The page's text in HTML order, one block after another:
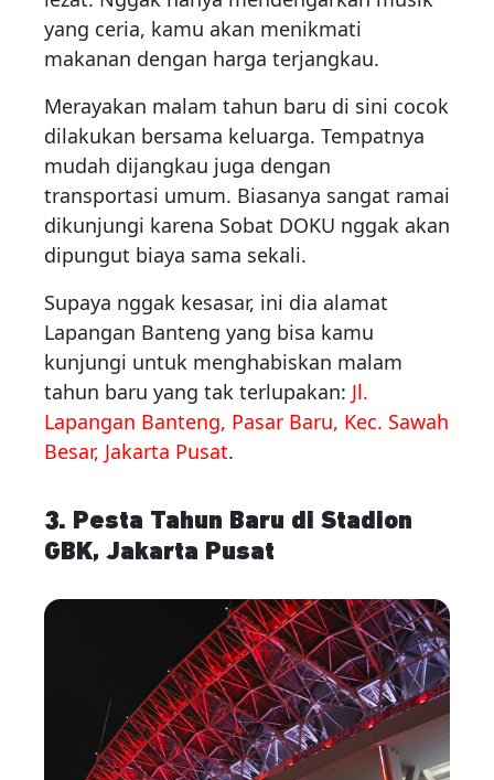
yang ceria, kamu akan menikmati
makanan dengan harga terjangkau.
Merayakan malam tahun baru di sini cocok
dilakukan bersama keluarga. Tempatnya
mudah dijangkau juga dengan
transportasi umum. Biasanya sangat ramai
dikunjungi karena Sobat DOKU nggak akan
dipungut biaya sama sekali.
Supaya nggak kesasar, ini dia alamat
Lapangan Banteng yang bisa kamu
kunjungi untuk menghabiskan malam
tahun baru yang tak terlupakan: Jl.
Lapangan Banteng, Pasar Baru, Kec. Sawah
Besar, Jakarta Pusat.
3. Pesta Tahun Baru di Stadion
GBK, Jakarta Pusat